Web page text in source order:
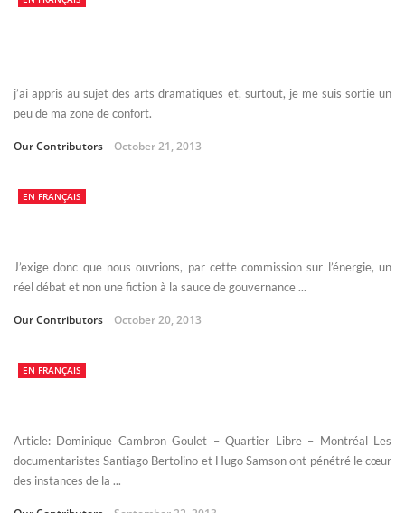
j’ai appris au sujet des arts dramatiques et, surtout, je me suis sortie un
peu de ma zone de confort.
Our Contributors October 21, 2013
EN FRANÇAIS
J’exige donc que nous ouvrions, par cette commission sur l’énergie, un
réel débat et non une fiction à la sauce de gouvernance ...
Our Contributors October 20, 2013
EN FRANÇAIS
Article: Dominique Cambron Goulet – Quartier Libre – Montréal Les
documentaristes Santiago Bertolino et Hugo Samson ont pénétré le cœur
des instances de la ...